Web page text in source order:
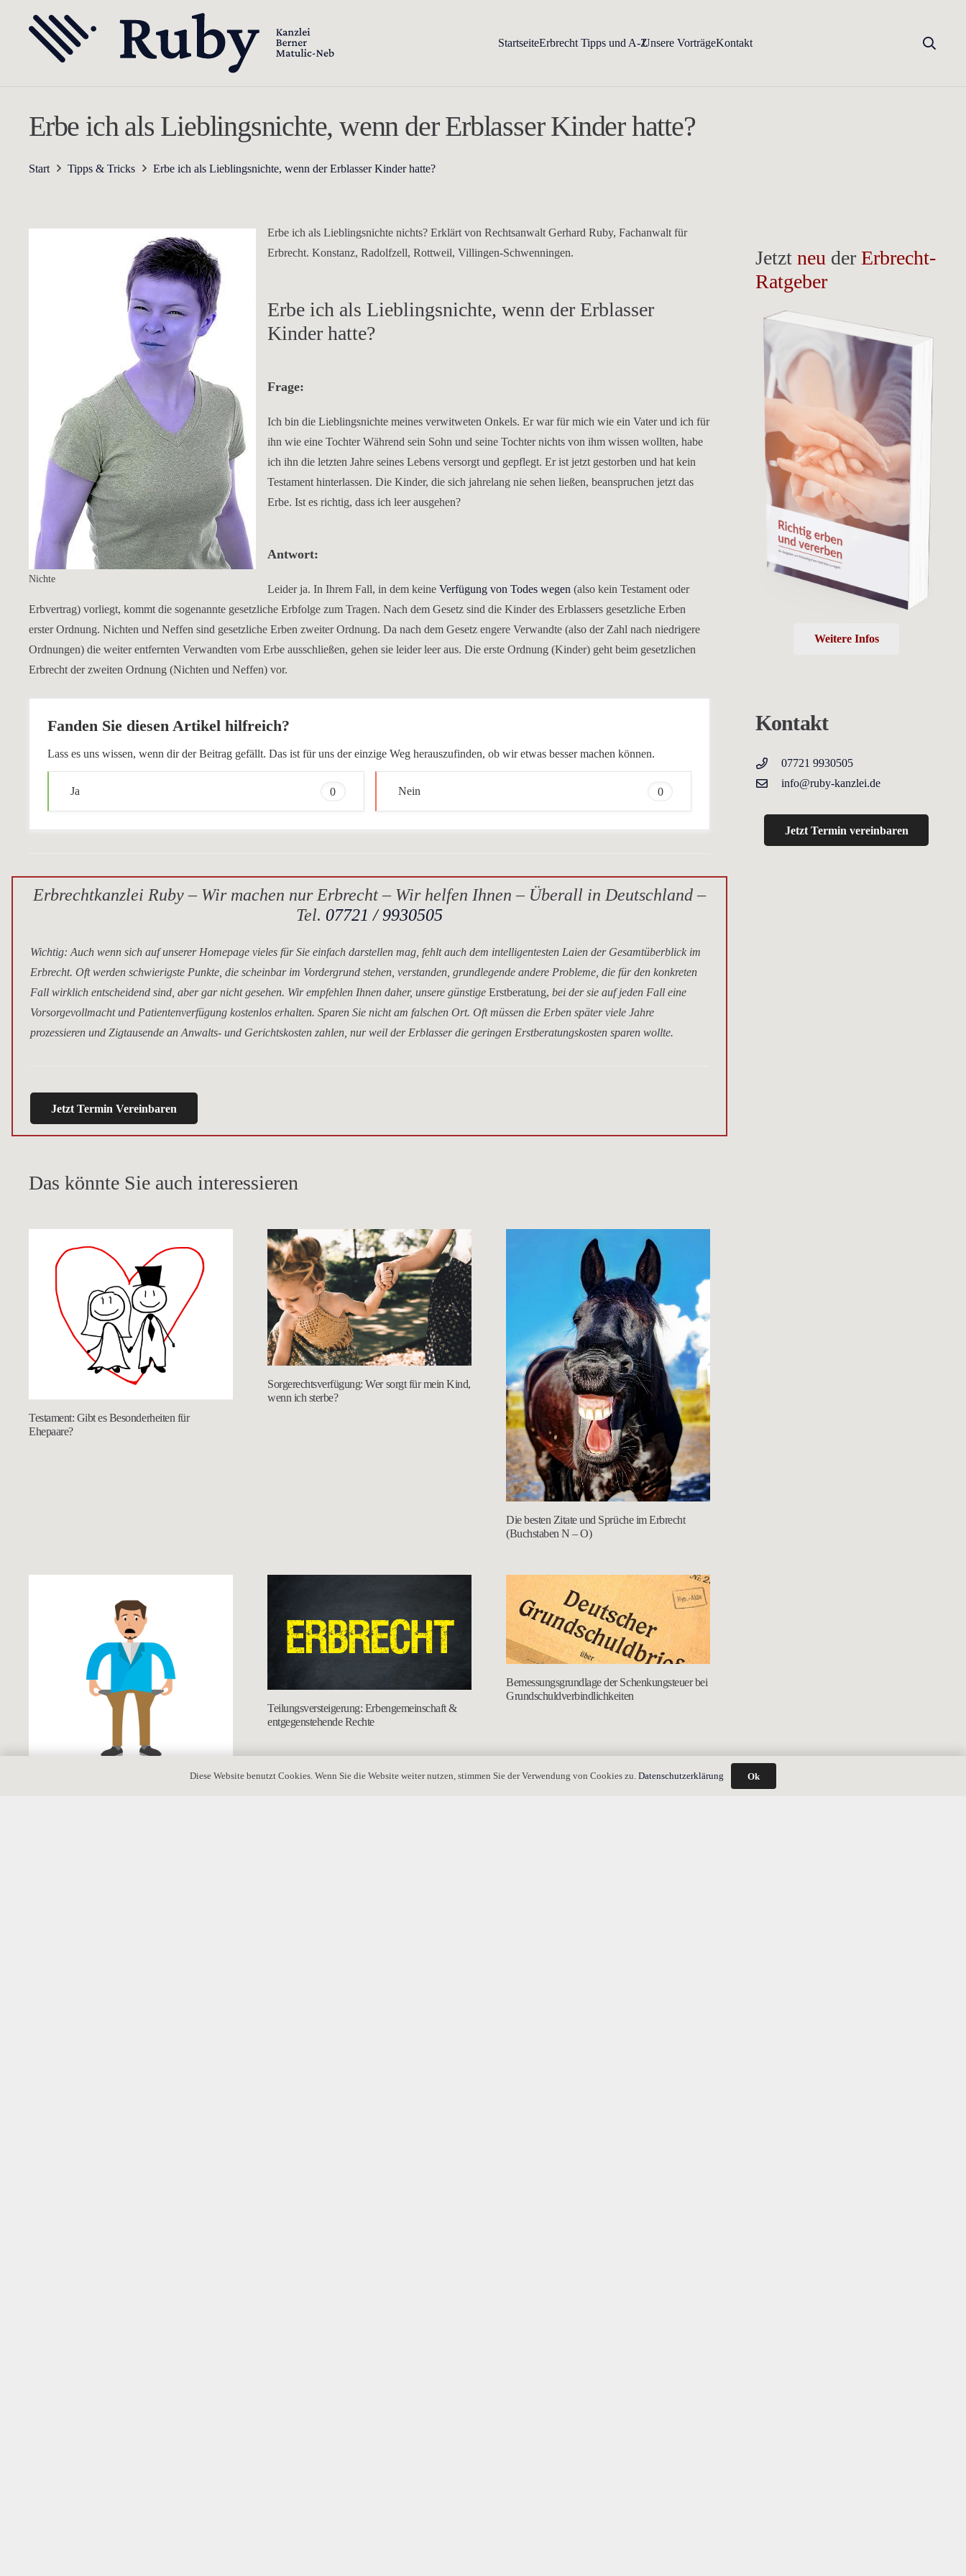
StartseiteErbrecht Tipps und A-ZUnsere VorträgeKontakt
Erbe ich als Lieblingsnichte, wenn der Erblasser Kinder hatte?
Start Tipps & Tricks Erbe ich als Lieblingsnichte, wenn der Erblasser Kinder hatte?
Nichte
Erbe ich als Lieblingsnichte nichts? Erklärt von Rechtsanwalt Gerhard Ruby, Fachanwalt für
Erbrecht. Konstanz, Radolfzell, Rottweil, Villingen-Schwenningen.
Erbe ich als Lieblingsnichte, wenn der Erblasser
Kinder hatte?
Frage:
Ich bin die Lieblingsnichte meines verwitweten Onkels. Er war für mich wie ein Vater und ich für
ihn wie eine Tochter Während sein Sohn und seine Tochter nichts von ihm wissen wollten, habe
ich ihn die letzten Jahre seines Lebens versorgt und gepflegt. Er ist jetzt gestorben und hat kein
Testament hinterlassen. Die Kinder, die sich jahrelang nie sehen ließen, beanspruchen jetzt das
Erbe. Ist es richtig, dass ich leer ausgehen?
Antwort:
Leider ja. In Ihrem Fall, in dem keine Verfügung von Todes wegen (also kein Testament oder
Erbvertrag) vorliegt, kommt die sogenannte gesetzliche Erbfolge zum Tragen. Nach dem Gesetz sind die Kinder des Erblassers gesetzliche Erben
erster Ordnung. Nichten und Neffen sind gesetzliche Erben zweiter Ordnung. Da nach dem Gesetz engere Verwandte (also der Zahl nach niedrigere
Ordnungen) die weiter entfernten Verwandten vom Erbe ausschließen, gehen sie leider leer aus. Die erste Ordnung (Kinder) geht beim gesetzlichen
Erbrecht der zweiten Ordnung (Nichten und Neffen) vor.
Fanden Sie diesen Artikel hilfreich?
Lass es uns wissen, wenn dir der Beitrag gefällt. Das ist für uns der einzige Weg herauszufinden, ob wir etwas besser machen können.
Ja 0 Nein 0
Erbrechtkanzlei Ruby – Wir machen nur Erbrecht – Wir helfen Ihnen – Überall in Deutschland –
Tel. 07721 / 9930505
Wichtig: Auch wenn sich auf unserer Homepage vieles für Sie einfach darstellen mag, fehlt auch dem intelligentesten Laien der Gesamtüberblick im
Erbrecht. Oft werden schwierigste Punkte, die scheinbar im Vordergrund stehen, verstanden, grundlegende andere Probleme, die für den konkreten
Fall wirklich entscheidend sind, aber gar nicht gesehen. Wir empfehlen Ihnen daher, unsere günstige Erstberatung, bei der sie auf jeden Fall eine
Vorsorgevollmacht und Patientenverfügung kostenlos erhalten. Sparen Sie nicht am falschen Ort. Oft müssen die Erben später viele Jahre
prozessieren und Zigtausende an Anwalts- und Gerichtskosten zahlen, nur weil der Erblasser die geringen Erstberatungskosten sparen wollte.
Jetzt Termin Vereinbaren
Das könnte Sie auch interessieren
Testament: Gibt es Besonderheiten für
Ehepaare?
Sorgerechtsverfügung: Wer sorgt für mein Kind,
wenn ich sterbe?
Die besten Zitate und Sprüche im Erbrecht
(Buchstaben N – O)
Teilungsversteigerung: Erbengemeinschaft &
entgegenstehende Rechte
Bemessungsgrundlage der Schenkungsteuer bei
Grundschuldverbindlichkeiten
Jetztneu derErbrecht-
Ratgeber
Weitere Infos
Kontakt
07721 9930505
info@ruby-kanzlei.de
Jetzt Termin vereinbaren
Diese Website benutzt Cookies. Wenn Sie die Website weiter nutzen, stimmen Sie der Verwendung von Cookies zu. Datenschutzerklärung Ok